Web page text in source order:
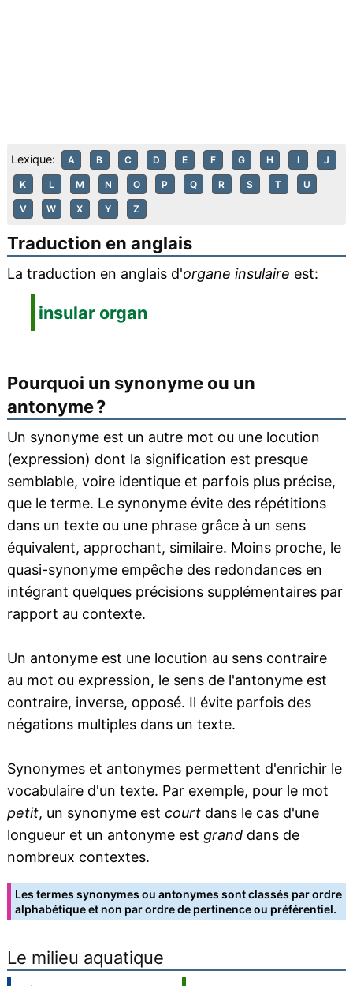
Lexique: A B C D E F G H I J
K L M N O P Q R S T U
V W X Y Z
Traduction en anglais
La traduction en anglais d'organe insulaire est:
insular organ
Pourquoi un synonyme ou un
antonyme ?
Un synonyme est un autre mot ou une locution
(expression) dont la signification est presque
semblable, voire identique et parfois plus précise,
que le terme. Le synonyme évite des répétitions
dans un texte ou une phrase grâce à un sens
équivalent, approchant, similaire. Moins proche, le
quasi-synonyme empêche des redondances en
intégrant quelques précisions supplémentaires par
rapport au contexte.
Un antonyme est une locution au sens contraire
au mot ou expression, le sens de l'antonyme est
contraire, inverse, opposé. Il évite parfois des
négations multiples dans un texte.
Synonymes et antonymes permettent d'enrichir le
vocabulaire d'un texte. Par exemple, pour le mot
petit, un synonyme est courtdans le cas d'une
longueur et un antonyme est granddans de
nombreux contextes.
Les termes synonymes ou antonymes sont classés par ordre
alphabétique et non par ordre de pertinence ou préférentiel.
Le milieu aquatique